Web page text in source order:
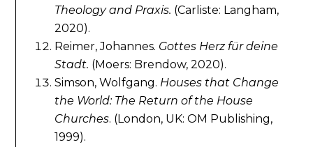
Theology and Praxis. (Carliste: Langham,
2020).
Reimer, Johannes. Gottes Herz für deine
Stadt. (Moers: Brendow, 2020).
Simson, Wolfgang. Houses that Change
the World: The Return of the House
Churches. (London, UK: OM Publishing,
1999).